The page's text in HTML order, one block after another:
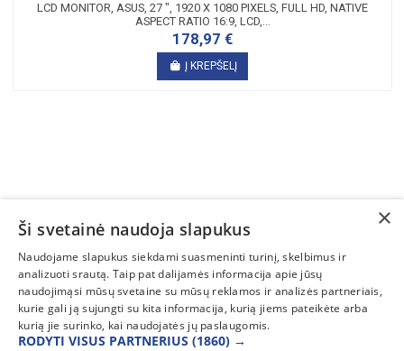
LCD MONITOR, ASUS, 27 ", 1920 X 1080 PIXELS, FULL HD, NATIVE
ASPECT RATIO 16:9, LCD,...
178,97 €
Į KREPŠELĮ
INFORMACIJA
PAGALBA
×
Ši svetainė naudoja slapukus
Naudojame slapukus siekdami suasmeninti turinį, skelbimus ir
analizuoti srautą. Taip pat dalijamės informacija apie jūsų
naudojimąsi mūsų svetaine su mūsų reklamos ir analizės partneriais,
kurie gali ją sujungti su kita informacija, kurią jiems pateikėte arba
kurią jie surinko, kai naudojatės jų paslaugomis.
RODYTI VISUS PARTNERIUS (1860) →